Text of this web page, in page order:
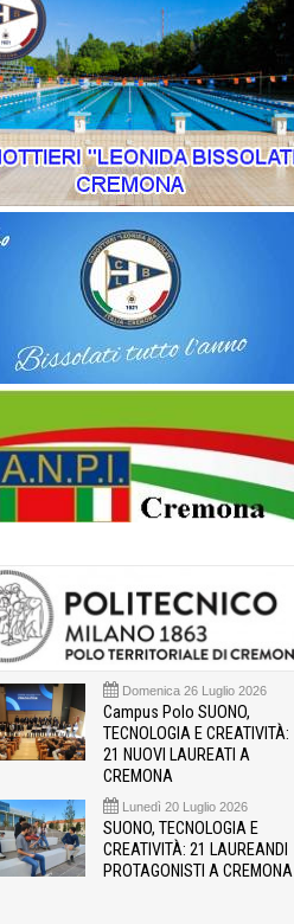
Domenica 26 Luglio 2026
Campus Polo SUONO,
TECNOLOGIA E CREATIVITÀ:
21 NUOVI LAUREATI A
CREMONA
Lunedì 20 Luglio 2026
SUONO, TECNOLOGIA E
CREATIVITÀ: 21 LAUREANDI
PROTAGONISTI A CREMONA